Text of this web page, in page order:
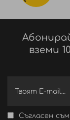
вземи
Съгласен